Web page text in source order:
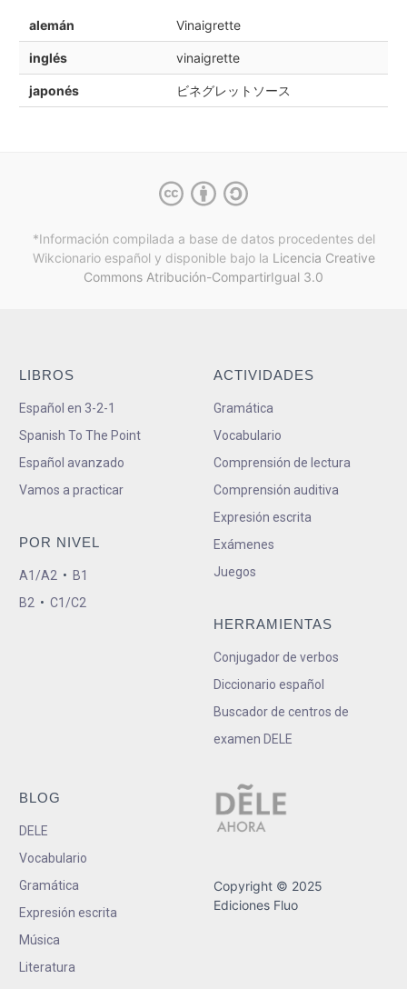
alemán Vinaigrette
inglés vinaigrette
japonés ビネグレットソース
*Información compilada a base de datos procedentes del
Wikcionario español y disponible bajo la Licencia Creative
Commons Atribución-CompartirIgual 3.0
LIBROS
Español en 3-2-1
Spanish To The Point
Español avanzado
Vamos a practicar
POR NIVEL
A1/A2 • B1
B2 • C1/C2
ACTIVIDADES
Gramática
Vocabulario
Comprensión de lectura
Comprensión auditiva
Expresión escrita
Exámenes
Juegos
HERRAMIENTAS
Conjugador de verbos
Diccionario español
Buscador de centros de
examen DELE
BLOG
DELE
Vocabulario
Gramática
Expresión escrita
Música
Literatura
Copyright © 2025
Ediciones Fluo